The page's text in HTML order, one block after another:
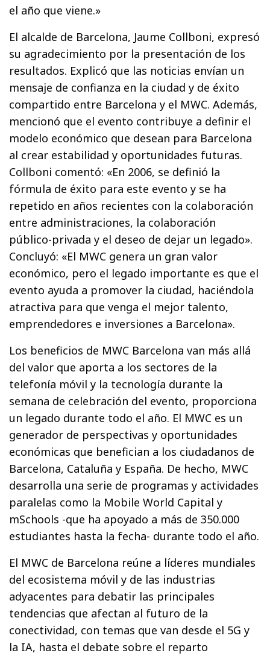
el año que viene.»
El alcalde de Barcelona, Jaume Collboni, expresó
su agradecimiento por la presentación de los
resultados. Explicó que las noticias envían un
mensaje de confianza en la ciudad y de éxito
compartido entre Barcelona y el MWC. Además,
mencionó que el evento contribuye a definir el
modelo económico que desean para Barcelona
al crear estabilidad y oportunidades futuras.
Collboni comentó: «En 2006, se definió la
fórmula de éxito para este evento y se ha
repetido en años recientes con la colaboración
entre administraciones, la colaboración
público-privada y el deseo de dejar un legado».
Concluyó: «El MWC genera un gran valor
económico, pero el legado importante es que el
evento ayuda a promover la ciudad, haciéndola
atractiva para que venga el mejor talento,
emprendedores e inversiones a Barcelona».
Los beneficios de MWC Barcelona van más allá
del valor que aporta a los sectores de la
telefonía móvil y la tecnología durante la
semana de celebración del evento, proporciona
un legado durante todo el año. El MWC es un
generador de perspectivas y oportunidades
económicas que benefician a los ciudadanos de
Barcelona, Cataluña y España. De hecho, MWC
desarrolla una serie de programas y actividades
paralelas como la Mobile World Capital y
mSchools -que ha apoyado a más de 350.000
estudiantes hasta la fecha- durante todo el año.
El MWC de Barcelona reúne a líderes mundiales
del ecosistema móvil y de las industrias
adyacentes para debatir las principales
tendencias que afectan al futuro de la
conectividad, con temas que van desde el 5G y
la IA, hasta el debate sobre el reparto